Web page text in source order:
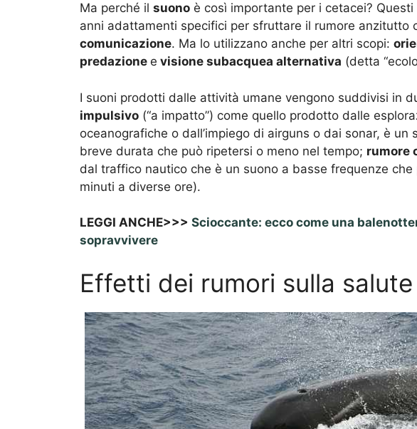
Ma perché il suono è così importante per i cetacei?
anni adattamenti specifici per sfruttare il rumore anzitutto
comunicazione. Ma lo utilizzano anche per altri scopi:
predazione e visione subacquea alternativa (detta
I suoni prodotti dalle attività umane vengono suddivisi in
impulsivo (“a impatto”) come quello prodotto dalle
oceanografiche o dall’impiego di airguns o dai sonar, è
breve durata che può ripetersi o meno nel tempo; rumore
dal traffico nautico che è un suono a basse frequenze
minuti a diverse ore).
LEGGI ANCHE>>> Scioccante: ecco come una
sopravvivere
Effetti dei rumori sulla